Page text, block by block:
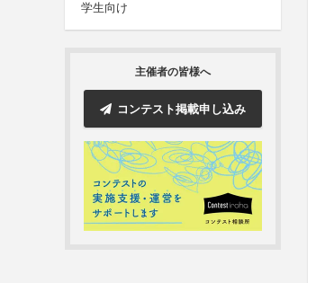
学生向け
主催者の皆様へ
コンテスト掲載申し込み